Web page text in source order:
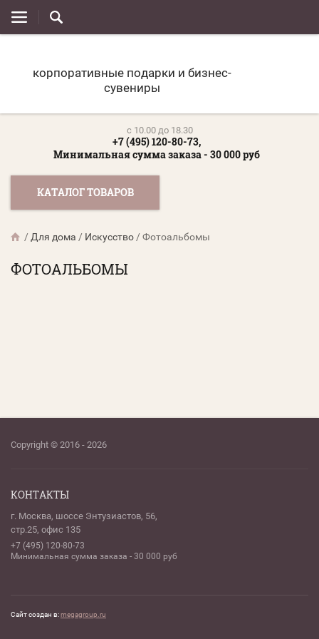
корпоративные подарки и бизнес-
сувениры
c 10.00 до 18.30
+7 (495) 120-80-73,
Минимальная сумма заказа - 30 000 руб
КАТАЛОГ ТОВАРОВ
/ Для дома / Искусство /Фотоальбомы
ФОТОАЛЬБОМЫ
Copyright © 2016 - 2026
КОНТАКТЫ
г. Москва, шоссе Энтузиастов, 56,
стр.25, офис 135
+7 (495) 120-80-73
Минимальная сумма заказа - 30 000 руб
Сайт создан в:megagroup.ru